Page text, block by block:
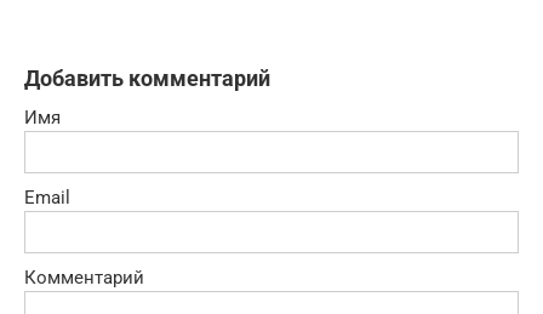
Добавить комментарий
Имя
Email
Комментарий